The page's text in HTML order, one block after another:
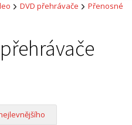
DVD přehrávače
Přenosné